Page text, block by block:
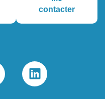
contacter